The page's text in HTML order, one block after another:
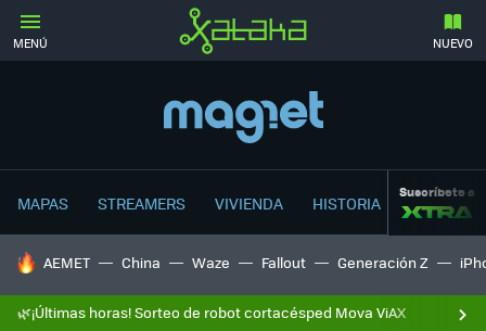
MENÚ NUEVO
MAPAS STREAMERS VIVIENDA HISTORIA Suscríbete a
HOY SE HABLA DE
AEMET China Waze Fallout Generación Z
🌿¡Últimas horas! Sorteo de robot cortacésped Mova ViAX